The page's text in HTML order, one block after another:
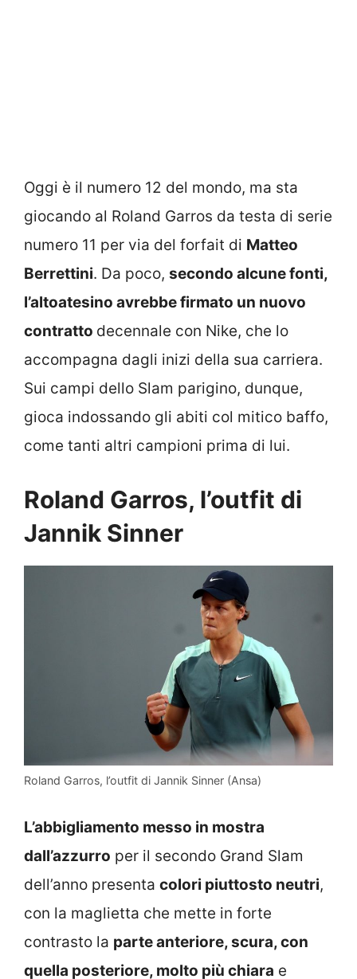
Oggi è il numero 12 del mondo, ma sta
giocando al Roland Garros da testa di serie
numero 11 per via del forfait di Matteo
Berrettini. Da poco, secondo alcune fonti,
l’altoatesino avrebbe firmato un nuovo
contratto decennale con Nike, che lo
accompagna dagli inizi della sua carriera.
Sui campi dello Slam parigino, dunque,
gioca indossando gli abiti col mitico baffo,
come tanti altri campioni prima di lui.
Roland Garros, l’outfit di
Jannik Sinner
Roland Garros, l’outfit di Jannik Sinner (Ansa)
L’abbigliamento messo in mostra
dall’azzurro per il secondo Grand Slam
dell’anno presenta colori piuttosto neutri,
con la maglietta che mette in forte
contrasto la parte anteriore, scura, con
quella posteriore, molto più chiara e